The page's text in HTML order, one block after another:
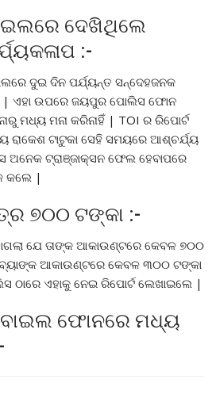
ଦେଖିଥିଲେ
:-
ଦୁଇ ଦିନ ପର୍ଯ୍ୟନ୍ତ ସନ୍ଦେହଜନକ
| ଏହା ଉପରେ ଜୟପୁର ପୋଲିସ ଫୋନ
ମଧ୍ୟ ମନା କରିନାହିଁ | TOI ର ରିପୋର୍ଟ
ରାକେଶ ଟାଟୁକା ସେହି ସମୟରେ ଆଶ୍ଚର୍ଯ୍ୟ
ଟ୍ରାଞ୍ଜାକ୍ସନ ଫେଲ ହେବାପରେ
କଲେ |
୭୦୦ ଟଙ୍କା :-
ଯେ ତାଙ୍କ ଆକାଉଣ୍ଟରେ କେବଳ ୭୦୦
ବ୍ୟାଙ୍କ ଆକାଉଣ୍ଟରେ କେବଳ ୩୦୦ ଟଙ୍କା
ଠାରେ ଏହାକୁ ନେଇ ରିପୋର୍ଟ ଲେଖାଇଲେ |
ଫୋନରେ ମଧ୍ୟ